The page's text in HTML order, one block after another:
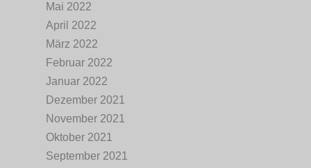
Mai 2022
April 2022
März 2022
Februar 2022
Januar 2022
Dezember 2021
November 2021
Oktober 2021
September 2021